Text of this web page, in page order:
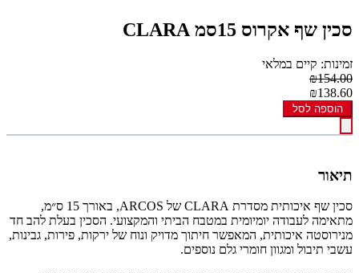
סכין שף אקרוס 15סמ CLARA
זמינות: קיים במלאי
₪154.00
₪138.60
הוספה לסל
תיאור
סכין שף איכותית מסדרת CLARA של ARCOS, באורך 15 ס״מ,
מתאימה לעבודה יומיומית במטבח הביתי והמקצועי. הסכין בעלת להב חד
מנירוסטה איכותית, המאפשר חיתוך מדויק ונוח של ירקות, פירות, גבינות,
עשבי תיבול ומגוון חומרי גלם נוספים.